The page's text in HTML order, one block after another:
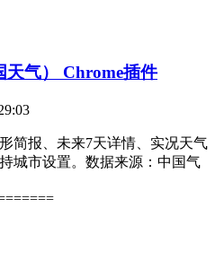
天气） Chrome插件
简报、未来7天详情、实况天气
城市设置。数据来源：中国气